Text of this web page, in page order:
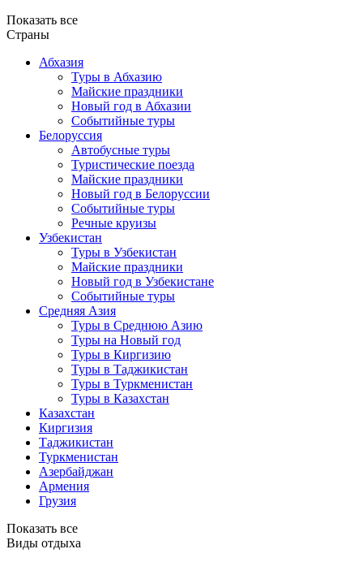
Показать все
Страны
Абхазия
Туры в Абхазию
Майские праздники
Новый год в Абхазии
Событийные туры
Белоруссия
Автобусные туры
Туристические поезда
Майские праздники
Новый год в Белоруссии
Событийные туры
Речные круизы
Узбекистан
Туры в Узбекистан
Майские праздники
Новый год в Узбекистане
Событийные туры
Средняя Азия
Туры в Среднюю Азию
Туры на Новый год
Туры в Киргизию
Туры в Таджикистан
Туры в Туркменистан
Туры в Казахстан
Казахстан
Киргизия
Таджикистан
Туркменистан
Азербайджан
Армения
Грузия
Показать все
Виды отдыха